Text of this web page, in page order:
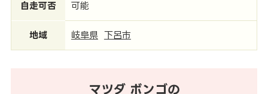
自走可否 可能
地域 岐阜県 下呂市
マツダ ボンゴの